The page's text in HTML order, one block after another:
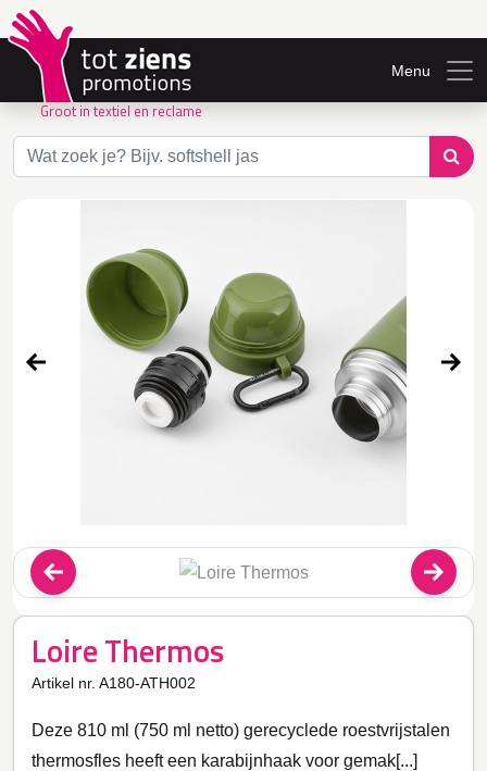
Groot in textiel en reclame
Menu
Loire Thermos
Artikel nr. A180-ATH002
Deze 810 ml (750 ml netto) gerecyclede roestvrijstalen
thermosfles heeft een karabijnhaak voor gemak[...]